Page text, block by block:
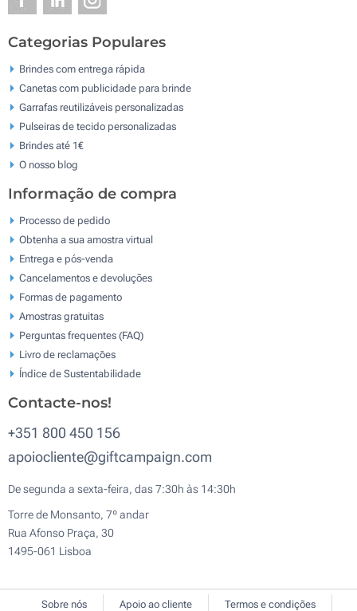
Categorias Populares
Brindes com entrega rápida
Canetas com publicidade para brinde
Garrafas reutilizáveis personalizadas
Pulseiras de tecido personalizadas
Brindes até 1€
O nosso blog
Informação de compra
Processo de pedido
Obtenha a sua amostra virtual
Entrega e pós-venda
Cancelamentos e devoluções
Formas de pagamento
Amostras gratuitas
Perguntas frequentes (FAQ)
Livro de reclamaçōes
Índice de Sustentabilidade
Contacte-nos!
+351 800 450 156
apoiocliente@giftcampaign.com
De segunda a sexta-feira, das 7:30h às 14:30h
Torre de Monsanto, 7º andar
Rua Afonso Praça, 30
1495-061 Lisboa
Sobre nós Apoio ao cliente Termos e condições